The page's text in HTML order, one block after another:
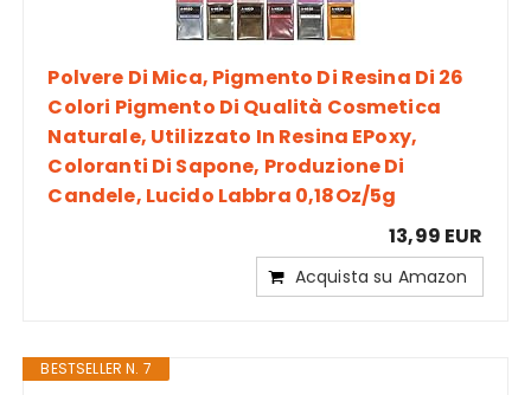
Polvere Di Mica, Pigmento Di Resina Di 26
Colori Pigmento Di Qualità Cosmetica
Naturale, Utilizzato In Resina EPoxy,
Coloranti Di Sapone, Produzione Di
Candele, Lucido Labbra 0,18Oz/5g
13,99 EUR
Acquista su Amazon
BESTSELLER N. 7